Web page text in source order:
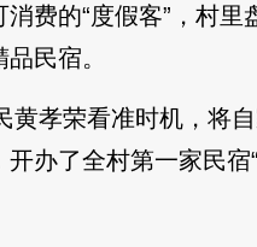
费的“度假客”，村里
民宿。
黄孝荣看准时机，将
办了全村第一家民宿